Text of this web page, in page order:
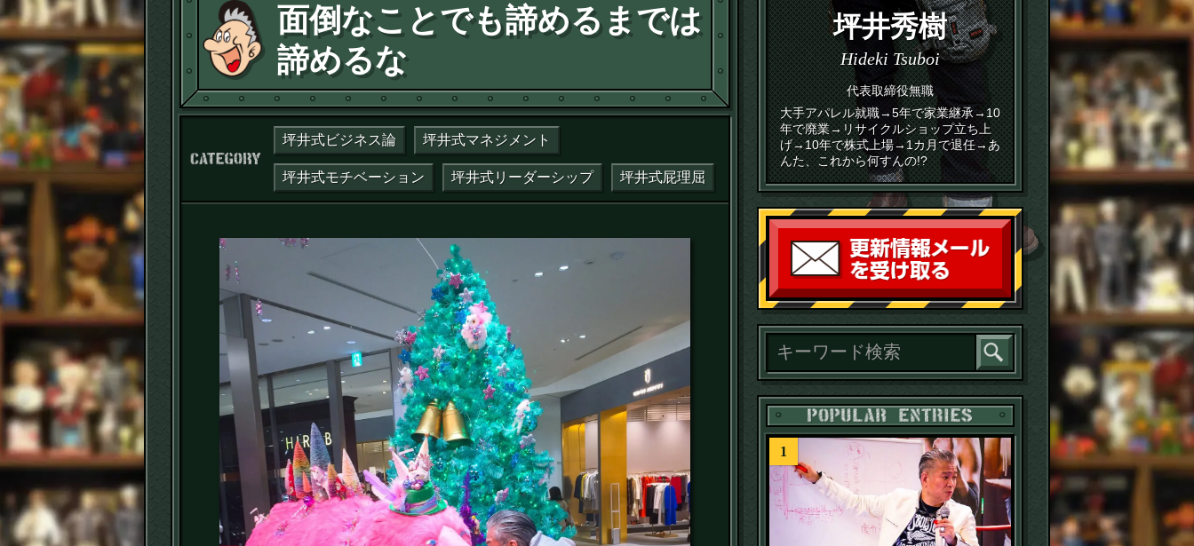
面倒なことでも諦めるまでは
諦めるな
カテゴリー：
坪井式ビジネス論 坪井式マネジメント
坪井式モチベーション 坪井式リーダーシップ 坪井式屁理屈
坪井秀樹
Hideki Tsuboi
代表取締役無職
大手アパレル就職→5年で家業継承→10
年で廃業→リサイクルショップ立ち上
げ→10年で株式上場→1カ月で退任→あ
んた、これから何すんの!?
読者登録
POPULAR ENTRIES
1